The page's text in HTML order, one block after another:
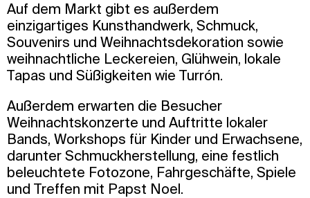
Auf dem Markt gibt es außerdem
einzigartiges Kunsthandwerk, Schmuck,
Souvenirs und Weihnachtsdekoration sowie
weihnachtliche Leckereien, Glühwein, lokale
Tapas und Süßigkeiten wie Turrón.
Außerdem erwarten die Besucher
Weihnachtskonzerte und Auftritte lokaler
Bands, Workshops für Kinder und Erwachsene,
darunter Schmuckherstellung, eine festlich
beleuchtete Fotozone, Fahrgeschäfte, Spiele
und Treffen mit Papst Noel.